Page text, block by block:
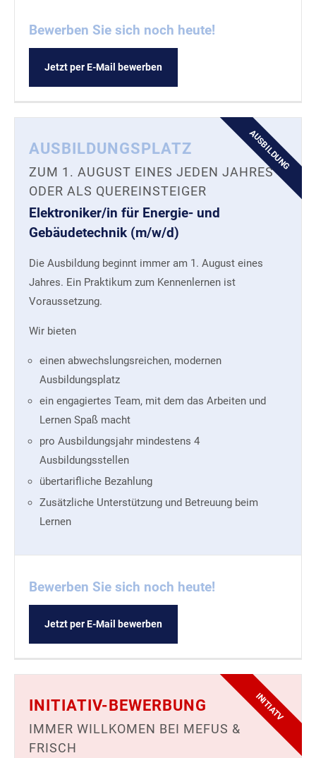
Bewerben Sie sich noch heute!
Jetzt per E-Mail bewerben
AUSBILDUNG
AUSBILDUNGSPLATZ
ZUM 1. AUGUST EINES JEDEN JAHRES
ODER ALS QUEREINSTEIGER
Elektroniker/in für Energie- und
Gebäudetechnik (m/w/d)
Die Ausbildung beginnt immer am 1. August eines
Jahres. Ein Praktikum zum Kennenlernen ist
Voraussetzung.
Wir bieten
einen abwechslungsreichen, modernen
Ausbildungsplatz
ein engagiertes Team, mit dem das Arbeiten und
Lernen Spaß macht
pro Ausbildungsjahr mindestens 4
Ausbildungsstellen
übertarifliche Bezahlung
Zusätzliche Unterstützung und Betreuung beim
Lernen
Bewerben Sie sich noch heute!
Jetzt per E-Mail bewerben
INITIATV
INITIATIV-BEWERBUNG
IMMER WILLKOMEN BEI MEFUS &
FRISCH